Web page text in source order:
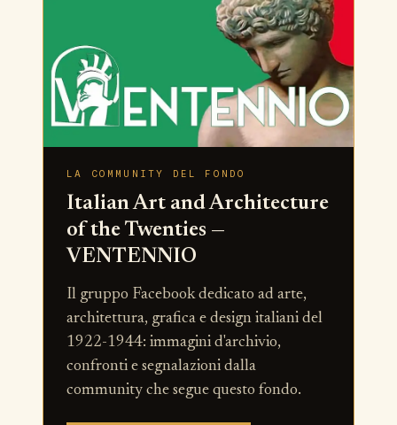
LA COMMUNITY DEL FONDO
Italian Art and Architecture
of the Twenties —
VENTENNIO
Il gruppo Facebook dedicato ad arte,
architettura, grafica e design italiani del
1922-1944: immagini d'archivio,
confronti e segnalazioni dalla
community che segue questo fondo.